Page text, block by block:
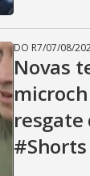
DO R7/07/08/
Novas
resgate
#Shorts